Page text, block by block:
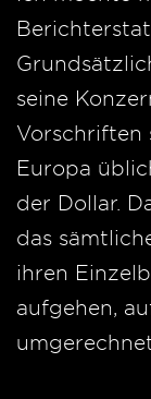
seine
Vorschriften
Europa
der Dollar.
das
ihren
aufgehen,